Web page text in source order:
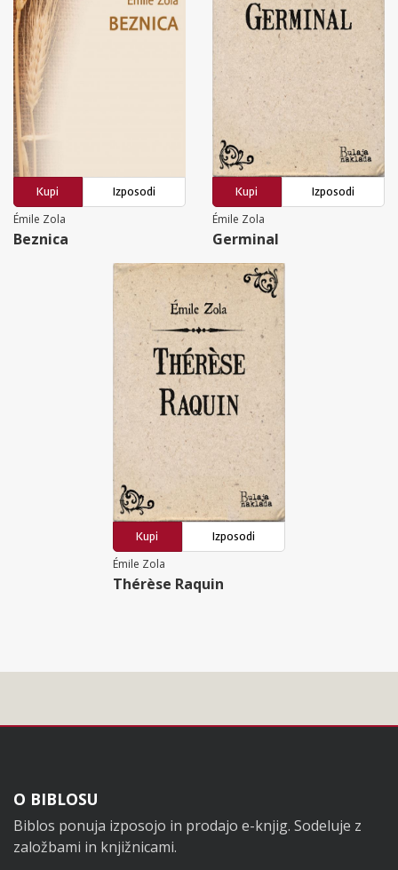
Kupi
Izposodi
Émile Zola
Beznica
Kupi
Izposodi
Émile Zola
Germinal
Kupi
Izposodi
Émile Zola
Thérèse Raquin
Noga
O BIBLOSU
Biblos ponuja izposojo in prodajo e-knjig. Sodeluje z
založbami in knjižnicami.